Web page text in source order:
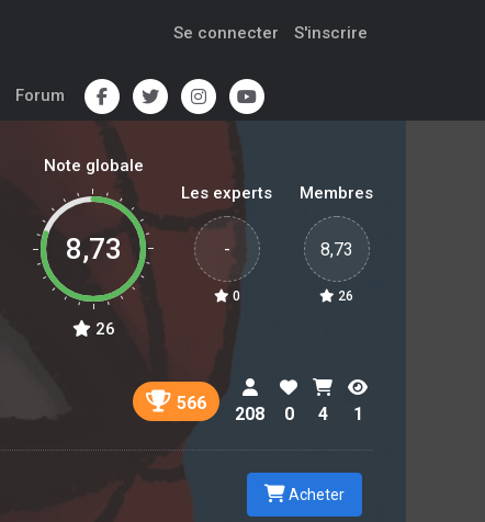
Se connecter S'inscrire
Forum
Note globale
8,73
26
Les experts
-
0
Membres
8,73
26
566
208 0 4 1
Acheter